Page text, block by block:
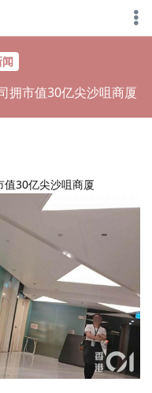
拥市值30亿尖沙咀商厦
值30亿尖沙咀商厦